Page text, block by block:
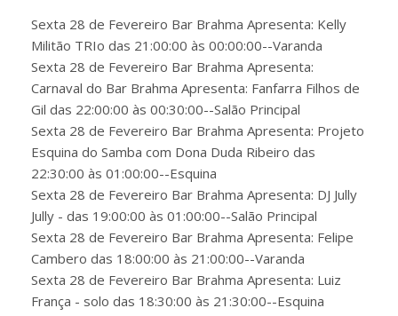
Sexta 28 de Fevereiro Bar Brahma Apresenta: Kelly
Militão TRIo das 21:00:00 às 00:00:00--Varanda
Sexta 28 de Fevereiro Bar Brahma Apresenta:
Carnaval do Bar Brahma Apresenta: Fanfarra Filhos de
Gil das 22:00:00 às 00:30:00--Salão Principal
Sexta 28 de Fevereiro Bar Brahma Apresenta: Projeto
Esquina do Samba com Dona Duda Ribeiro das
22:30:00 às 01:00:00--Esquina
Sexta 28 de Fevereiro Bar Brahma Apresenta: DJ Jully
Jully - das 19:00:00 às 01:00:00--Salão Principal
Sexta 28 de Fevereiro Bar Brahma Apresenta: Felipe
Cambero das 18:00:00 às 21:00:00--Varanda
Sexta 28 de Fevereiro Bar Brahma Apresenta: Luiz
França - solo das 18:30:00 às 21:30:00--Esquina